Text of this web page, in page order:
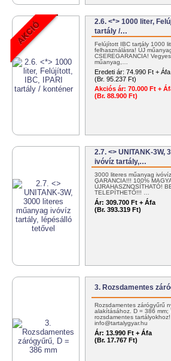
2.6. <*> 1000 liter,
tartály /…
Felújított IBC tartály 1000
felhasználásra! ÚJ
CSEREGARANCIA!
műanyag,…
Eredeti ár: 74.990 Ft + Áfa
(Br. 95.237 Ft)
Akciós ár: 70.000 Ft +
(Br. 88.900 Ft)
2.7. <> UNITANK-3W,
ivóvíz tartály,…
3000 literes műanyag
GARANCIA!!! 100%
ÚJRAHASZNOSÍTHATÓ!
TELEPÍTHETŐ!!! …
Ár: 309.700 Ft + Áfa
(Br. 393.319 Ft)
3. Rozsdamentes
Rozsdamentes zárógyűrű
alakításához. D = 386 mm;
rozsdamentes
info@tartalygyar.hu
Ár: 13.990 Ft + Áfa
(Br. 17.767 Ft)